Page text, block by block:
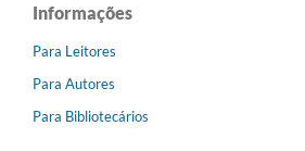
Informações
Para Leitores
Para Autores
Para Bibliotecários